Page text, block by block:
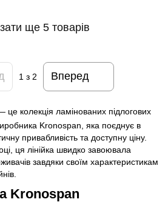
ще 5 товарів
1 з 2 Вперед
це колекція ламінованих підлогових
Kronospan, яка поєднує в
привабливість та доступну ціну.
ця лінійка швидко завоювала
завдяки своїм характеристикам
Kronospan